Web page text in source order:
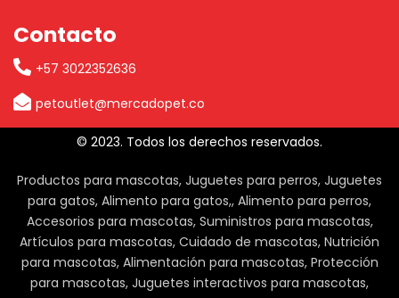
Contacto
+57 3022352636
petoutlet@mercadopet.co
© 2023. Todos los derechos reservados.
Productos para mascotas, Juguetes para perros, Juguetes
para gatos, Alimento para gatos,, Alimento para perros,
Accesorios para mascotas, Suministros para mascotas,
Artículos para mascotas, Cuidado de mascotas, Nutrición
para mascotas, Alimentación para mascotas, Protección
para mascotas, Juguetes interactivos para mascotas,